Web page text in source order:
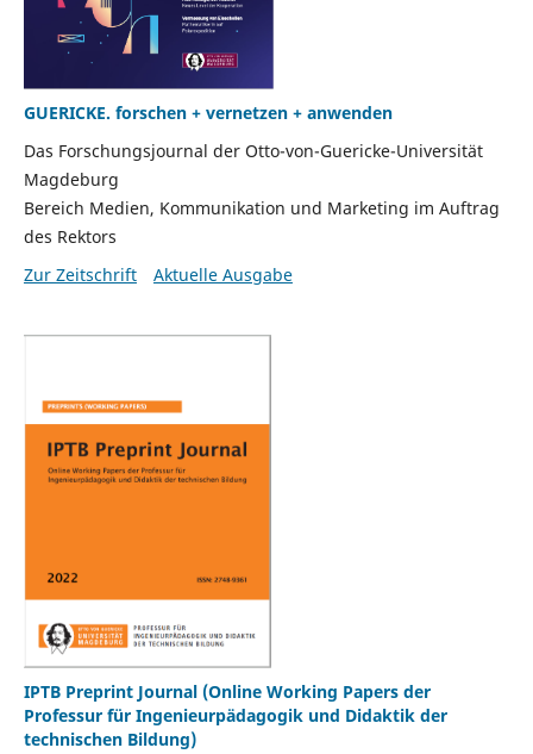
GUERICKE. forschen + vernetzen + anwenden
Das Forschungsjournal der Otto-von-Guericke-Universität
Magdeburg
Bereich Medien, Kommunikation und Marketing im Auftrag
des Rektors
Zur Zeitschrift
Aktuelle Ausgabe
IPTB Preprint Journal (Online Working Papers der
Professur für Ingenieurpädagogik und Didaktik der
technischen Bildung)